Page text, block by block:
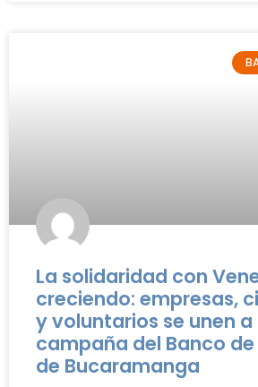
La solidaridad con
creciendo: empresas,
y voluntarios se unen a
campaña del Banco
de Bucaramanga